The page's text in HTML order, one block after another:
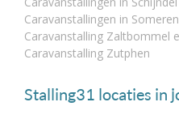
Caravanstallingen in Someren
Caravanstalling Zaltbommel
Caravanstalling Zutphen
Stalling31 locaties in